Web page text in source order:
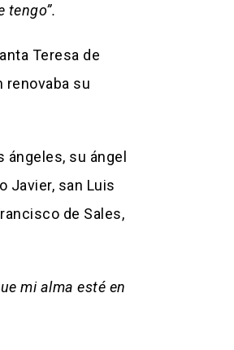
tengo”.
Teresa de
renovaba su
ángeles, su ángel
Javier, san Luis
de Sales,
mi alma esté en